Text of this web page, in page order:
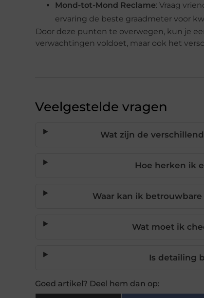
Mond-tot-Mond Reclame: Vraag
ervaring de beste graadmeter voor
Door deze punten te overwegen, kun je
verwachtingen voldoet, maar ook het
Veelgestelde vragen
Wat zijn de
Hoe herken ik
Waar kan ik
Wat moet ik
Is detailing
Goed artikel? Deel hem dan op: